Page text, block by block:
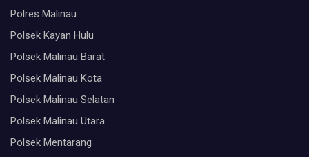
Polres Malinau
Polsek Kayan Hulu
Polsek Malinau Barat
Polsek Malinau Kota
Polsek Malinau Selatan
Polsek Malinau Utara
Polsek Mentarang